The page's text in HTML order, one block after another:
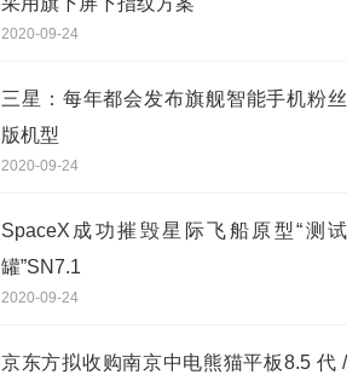
2020-09-24
三星：每年都会发布旗舰智能手机粉丝
版机型
2020-09-24
SpaceX成功摧毁星际飞船原型“测试
罐”SN7.1
2020-09-24
京东方拟收购南京中电熊猫平板8.5 代 /